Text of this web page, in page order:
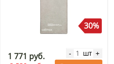
30%
1 771 руб. - шт +